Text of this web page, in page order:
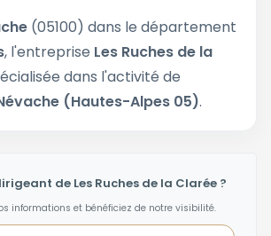
(05100) dans le département
, l'entreprise Les Ruches de la
dans l'activité de
(Hautes-Alpes 05).
de Les Ruches de la Clarée ?
informations et bénéficiez de notre visibilité.